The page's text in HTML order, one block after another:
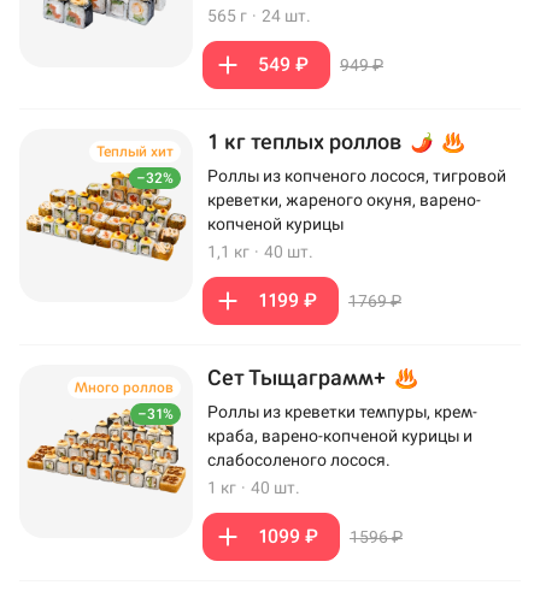
565 г · 24 шт.
549 ₽ 949 ₽
–32%
Теплый хит 1 кг теплых роллов
Роллы из копченого лосося, тигровой
креветки, жареного окуня, варено-
копченой курицы
1,1 кг · 40 шт.
1199 ₽ 1769 ₽
–31%
Много роллов Сет Тыщаграмм+
Роллы из креветки темпуры, крем-
краба, варено-копченой курицы и
слабосоленого лосося.
1 кг · 40 шт.
1099 ₽ 1596 ₽